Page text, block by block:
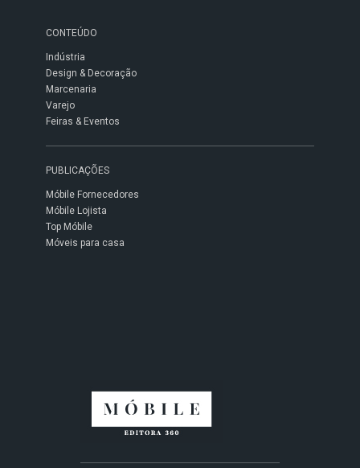
CONTEÚDO
Indústria
Design & Decoração
Marcenaria
Varejo
Feiras & Eventos
PUBLICAÇÕES
Móbile Fornecedores
Móbile Lojista
Top Móbile
Móveis para casa